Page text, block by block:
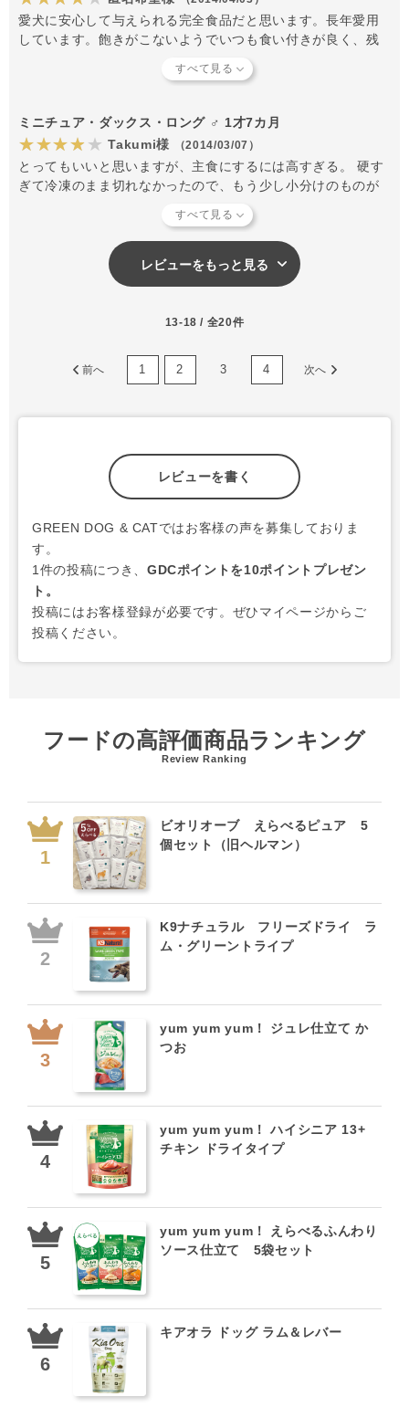
愛犬に安心して与えられる完全食品だと思います。長年愛用
しています。飽きがこないようでいつも食い付きが良く、残
っているのが残念ですが、最早他のフードには変えられませ
ミニチュア・ダックス・ロング ♂ 1才7カ月
★★★★★ Takumi様 （2014/03/07）
とってもいいと思いますが、主食にするには高すぎる。 硬す
ぎて冷凍のまま切れなかったので、もう少し小分けのものが
レビューをもっと見る
13-18 / 全20件
前へ 1 2 3 4 次へ
レビューを書く
GREEN DOG & CATではお客様の声を募集しておりま
す。
1件の投稿につき、 GDCポイントを10ポイントプレゼン
ト。
投稿にはお客様登録が必要です。ぜひマイページからご
投稿ください。
フードの高評価商品ランキング
Review Ranking
ビオリオーブ えらべるピュア 5
個セット（旧ヘルマン）
K9ナチュラル フリーズドライ ラ
ム・グリーントライプ
yum yum yum！ ジュレ仕立て か
つお
yum yum yum！ ハイシニア 13+
チキン ドライタイプ
yum yum yum！ えらべるふんわり
ソース仕立て 5袋セット
キアオラ ドッグ ラム＆レバー